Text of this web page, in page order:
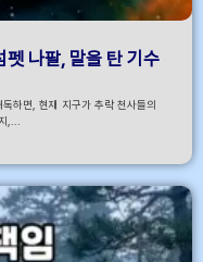
나팔, 말을 탄 기수
하면, 현재 지구가 추락 천사들의
,...